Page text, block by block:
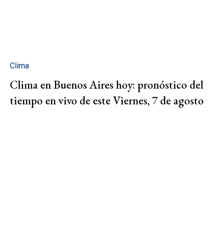
Clima
Clima en Buenos Aires hoy: pronóstico del
tiempo en vivo de este Viernes, 7 de agosto